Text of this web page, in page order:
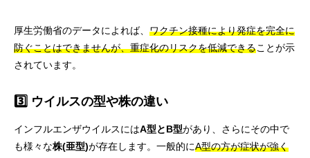
厚生労働省のデータによれば、 ワクチン接種により発症を完全に
防ぐことはできませんが、重症化のリスクを低減できることが示
されています。
3️⃣ ウイルスの型や株の違い
インフルエンザウイルスにはA型とB型があり、さらにその中で
も様々な株(亜型)が存在します。一般的にA型の方が症状が強く